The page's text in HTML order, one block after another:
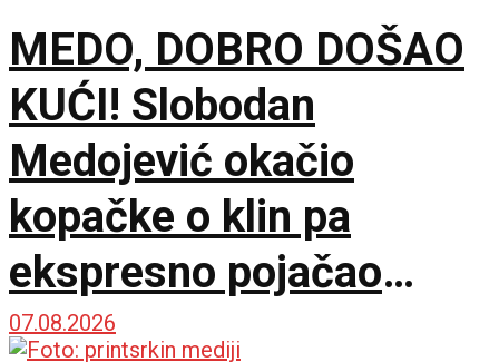
MEDO, DOBRO DOŠAO
KUĆI! Slobodan
Medojević okačio
kopačke o klin pa
ekspresno pojačao
stručni štab Vojvodine!
07.08.2026